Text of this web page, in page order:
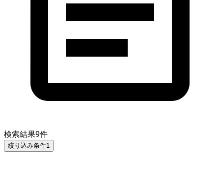
検索結果9件
絞り込み条件1